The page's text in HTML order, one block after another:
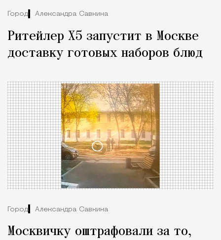
Город Александра Савкина
Ритейлер X5 запустит в Москве
доставку готовых наборов блюд
Город Александра Савкина
Москвичку оштрафовали за то,